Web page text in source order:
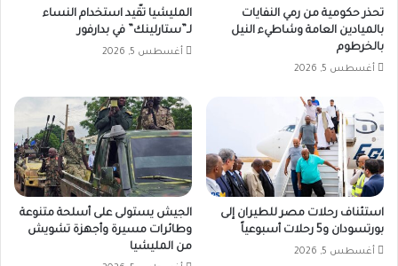
تحذر حكومية من رمي النفايات
بالميادين العامة وشاطيء النيل
بالخرطوم
أغسطس 5, 2026
المليشيا تقّيد استخدام النساء
لـ”ستارلينك” في بدارفور
أغسطس 5, 2026
استئناف رحلات مصر للطيران إلى
بورتسودان و5 رحلات أسبوعياً
أغسطس 5, 2026
الجيش يستولى على أسلحة متنوعة
وطائرات مسيرة وأجهزة تشويش
من المليشيا